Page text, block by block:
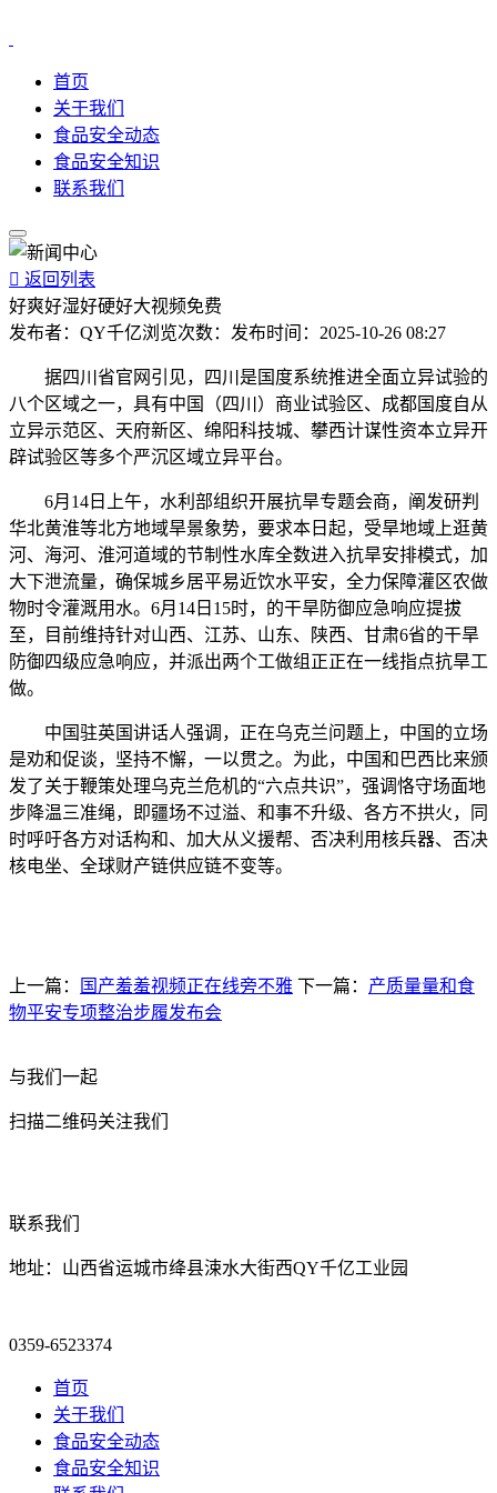
首页
关于我们
食品安全动态
食品安全知识
联系我们
 返回列表
好爽好湿好硬好大视频免费
发布者： QY千亿浏览次数： 发布时间： 2025-10-26 08:27
据四川省官网引见，四川是国度系统推进全面立异试验的
八个区域之一，具有中国（四川）商业试验区、成都国度自从
立异示范区、天府新区、绵阳科技城、攀西计谋性资本立异开
辟试验区等多个严沉区域立异平台。
6月14日上午，水利部组织开展抗旱专题会商，阐发研判
华北黄淮等北方地域旱景象势，要求本日起，受旱地域上逛黄
河、海河、淮河道域的节制性水库全数进入抗旱安排模式，加
大下泄流量，确保城乡居平易近饮水平安，全力保障灌区农做
物时令灌溉用水。6月14日15时，的干旱防御应急响应提拔
至，目前维持针对山西、江苏、山东、陕西、甘肃6省的干旱
防御四级应急响应，并派出两个工做组正正在一线指点抗旱工
做。
中国驻英国讲话人强调，正在乌克兰问题上，中国的立场
是劝和促谈，坚持不懈，一以贯之。为此，中国和巴西比来颁
发了关于鞭策处理乌克兰危机的“六点共识”，强调恪守场面地
步降温三准绳，即疆场不过溢、和事不升级、各方不拱火，同
时呼吁各方对话构和、加大从义援帮、否决利用核兵器、否决
核电坐、全球财产链供应链不变等。
上一篇： 国产羞羞视频正在线旁不雅 下一篇： 产质量量和食
物平安专项整治步履发布会
与我们一起
扫描二维码关注我们
联系我们
地址：山西省运城市绛县涑水大街西QY千亿工业园
0359-6523374
首页
关于我们
食品安全动态
食品安全知识